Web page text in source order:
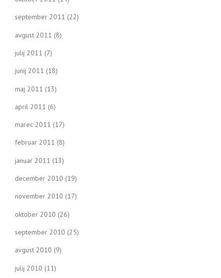
september 2011 (22)
avgust 2011 (8)
julij 2011 (7)
junij 2011 (18)
maj 2011 (13)
april 2011 (6)
marec 2011 (17)
februar 2011 (8)
januar 2011 (13)
december 2010 (19)
november 2010 (17)
oktober 2010 (26)
september 2010 (25)
avgust 2010 (9)
julij 2010 (11)